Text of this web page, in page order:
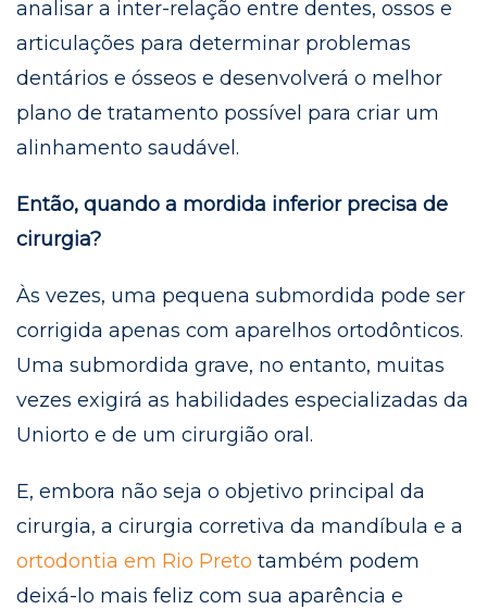
analisar a inter-relação entre dentes, ossos e
articulações para determinar problemas
dentários e ósseos e desenvolverá o melhor
plano de tratamento possível para criar um
alinhamento saudável.
Então, quando a mordida inferior precisa de
cirurgia?
Às vezes, uma pequena submordida pode ser
corrigida apenas com aparelhos ortodônticos.
Uma submordida grave, no entanto, muitas
vezes exigirá as habilidades especializadas da
Uniorto e de um cirurgião oral.
E, embora não seja o objetivo principal da
cirurgia, a cirurgia corretiva da mandíbula e a
ortodontia em Rio Preto também podem
deixá-lo mais feliz com sua aparência e